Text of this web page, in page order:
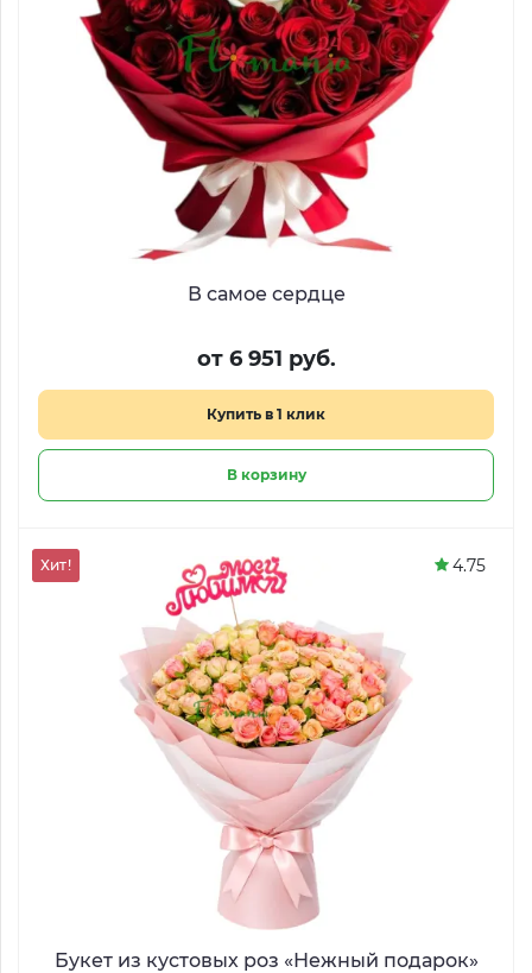
В самое сердце
от 6 951 руб.
Купить в 1 клик
В корзину
Букет из кустовых роз «Нежный подарок»
Хит! 4.75